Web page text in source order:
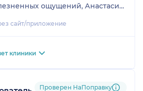
ощущений, Анастасия
внимательно и добра.
кто столкнулся с этой
и не бояться.
Анастасие
сайт/приложение
клиники
Проверен НаПоправку